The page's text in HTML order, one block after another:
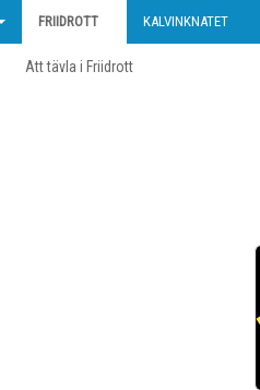
FRIIDROTT KALVINKNATET
Att tävla i Friidrott